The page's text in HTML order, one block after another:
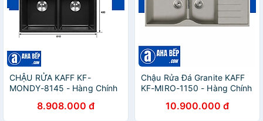
CHẬU RỬA KAFF KF-
MONDY-8145 - Hàng Chính
8.908.000 đ
Chậu Rửa Đá Granite KAFF
KF-MIRO-1150 - Hàng Chính
10.900.000 đ